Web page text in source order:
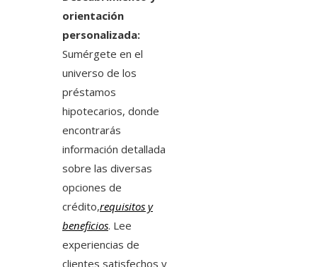
orientación
personalizada:
Sumérgete en el
universo de los
préstamos
hipotecarios, donde
encontrarás
información detallada
sobre las diversas
opciones de
crédito,requisitos y
beneficios. Lee
experiencias de
clientes satisfechos y